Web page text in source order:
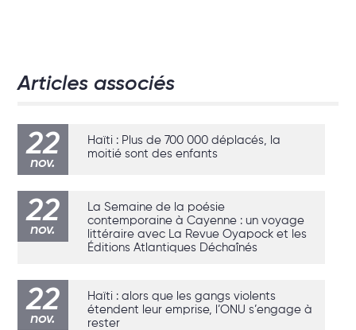
Articles associés
22
nov.
Haïti : Plus de 700 000 déplacés, la
moitié sont des enfants
22
nov.
La Semaine de la poésie
contemporaine à Cayenne : un voyage
littéraire avec La Revue Oyapock et les
Éditions Atlantiques Déchaînés
22
nov.
Haïti : alors que les gangs violents
étendent leur emprise, l’ONU s’engage à
rester